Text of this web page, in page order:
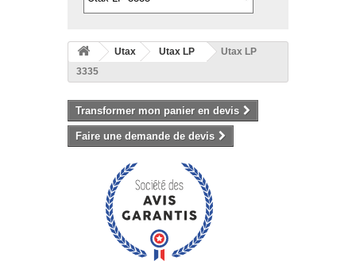
Utax Utax LP
Utax LP
3335
Transformer mon panier en devis
Faire une demande de devis